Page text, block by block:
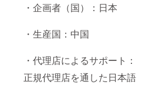
・企画者（国）：日本
・生産国：中国
・代理店によるサポート：
正規代理店を通した日本語